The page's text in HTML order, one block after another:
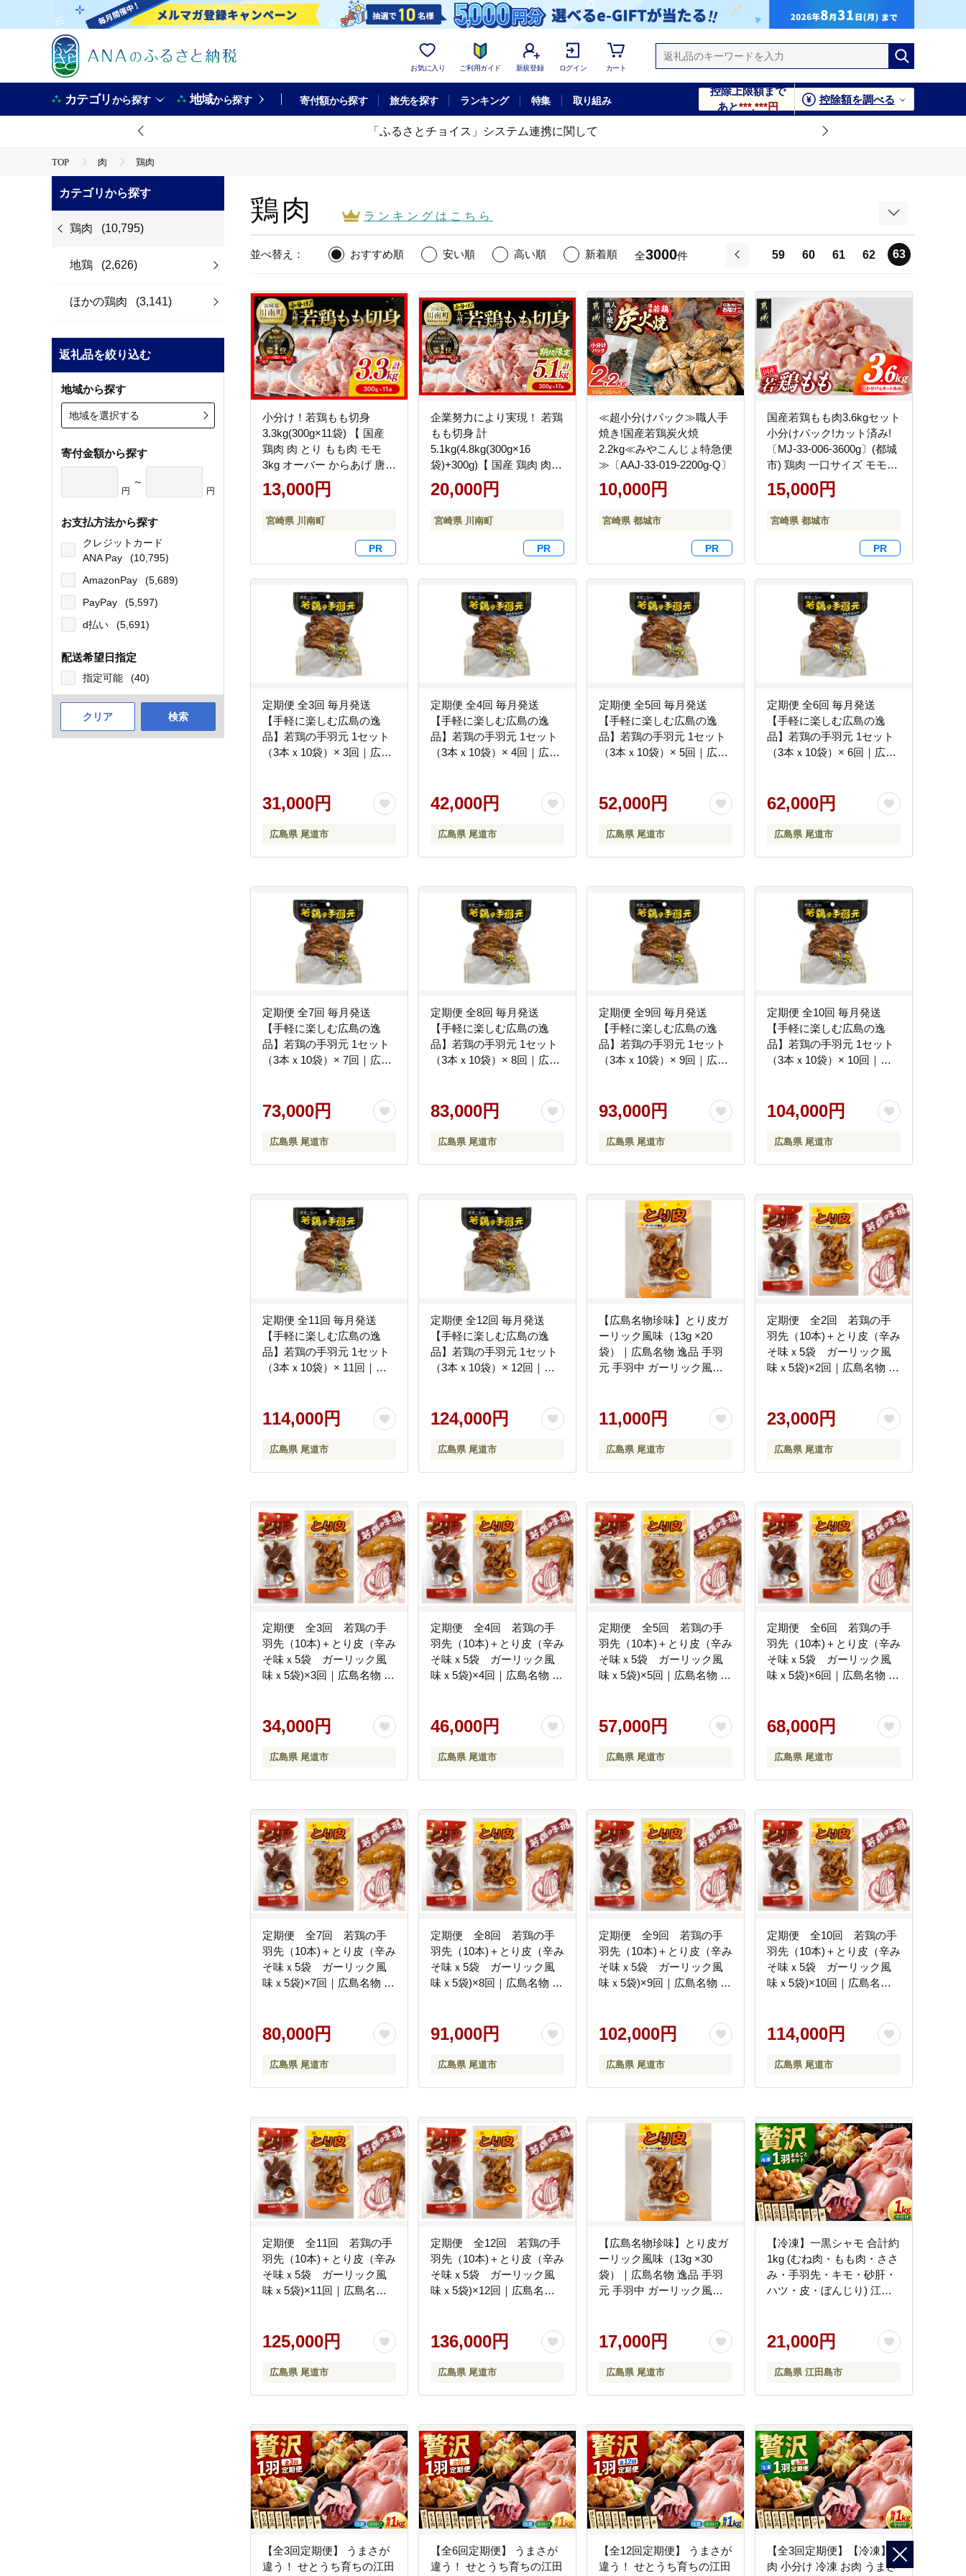
お気に入り ご利用ガイド 新規登録 ログイン カート
カテゴリから探す 地域から探す 寄付額から探す 旅先を探す ランキング 特集 取り組み
控除上限額まで
あと***,***円
控除額を調べる
「ふるさとチョイス」システム連携に関して
TOP 肉 鶏肉
カテゴリから探す
鶏肉 (10,795)
地鶏 (2,626)
ほかの鶏肉 (3,141)
返礼品を絞り込む
地域から探す
地域を選択する
寄付金額から探す
円
～
円
お支払方法から探す
クレジットカード
ANA Pay
(10,795)
AmazonPay
(5,689)
PayPay
(5,597)
d払い
(5,691)
配送希望日指定
指定可能 (40)
クリア 検索
鶏肉 ランキング はこちら
並べ替え： おすすめ順 安い順 高い順 新着順 全3000件
59 60 61 62 63
小分け！若鶏もも切身
3.3kg(300g×11袋) 【 国産
鶏肉 肉 とり もも肉 モモ
3kg オーバー からあげ 唐揚
げ チキン南蛮 送料無料 】
[C00712]
13,000円
宮崎県 川南町
企業努力により実現！ 若鶏
もも切身 計
5.1kg(4.8kg(300g×16
袋)+300g)【 国産 鶏肉 肉
とり もも肉 モモ 5.1kg か
らあげ 唐揚げ チキン南蛮
20,000円
宮崎県 川南町
≪超小分けパック≫職人手
焼き!国産若鶏炭火焼
2.2kg≪みやこんじょ特急便
≫〔AAJ-33-019-2200g-Q〕
10,000円
宮崎県 都城市
国産若鶏もも肉3.6kgセット
小分けパック!カット済み!
〔MJ-33-006-3600g〕(都城
市) 鶏肉 一口サイズ モモ
300g×12パック 計3.6kg
15,000円
宮崎県 都城市
定期便 全3回 毎月発送
【手軽に楽しむ広島の逸
品】若鶏の手羽元 1セット
（3本ｘ10袋）× 3回｜広島
ゼント 贈り物 広島県 尾道
31,000円
広島県 尾道市
定期便 全4回 毎月発送
【手軽に楽しむ広島の逸
品】若鶏の手羽元 1セット
（3本ｘ10袋）× 4回｜広島
ゼント 贈り物 広島県 尾道
42,000円
広島県 尾道市
定期便 全5回 毎月発送
【手軽に楽しむ広島の逸
品】若鶏の手羽元 1セット
（3本ｘ10袋）× 5回｜広島
ゼント 贈り物 広島県 尾道
52,000円
広島県 尾道市
定期便 全6回 毎月発送
【手軽に楽しむ広島の逸
品】若鶏の手羽元 1セット
（3本ｘ10袋）× 6回｜広島
ゼント 贈り物 広島県 尾道
62,000円
広島県 尾道市
定期便 全7回 毎月発送
【手軽に楽しむ広島の逸
品】若鶏の手羽元 1セット
（3本ｘ10袋）× 7回｜広島
ゼント 贈り物 広島県 尾道
73,000円
広島県 尾道市
定期便 全8回 毎月発送
【手軽に楽しむ広島の逸
品】若鶏の手羽元 1セット
（3本ｘ10袋）× 8回｜広島
ゼント 贈り物 広島県 尾道
83,000円
広島県 尾道市
定期便 全9回 毎月発送
【手軽に楽しむ広島の逸
品】若鶏の手羽元 1セット
（3本ｘ10袋）× 9回｜広島
ゼント 贈り物 広島県 尾道
93,000円
広島県 尾道市
定期便 全10回 毎月発送
【手軽に楽しむ広島の逸
品】若鶏の手羽元 1セット
（3本ｘ10袋）× 10回｜広
レゼント 贈り物 広島県 尾
104,000円
広島県 尾道市
定期便 全11回 毎月発送
【手軽に楽しむ広島の逸
品】若鶏の手羽元 1セット
（3本ｘ10袋）× 11回｜広
レゼント 贈り物 広島県 尾
114,000円
広島県 尾道市
定期便 全12回 毎月発送
【手軽に楽しむ広島の逸
品】若鶏の手羽元 1セット
（3本ｘ10袋）× 12回｜広
レゼント 贈り物 広島県 尾
124,000円
広島県 尾道市
【広島名物珍味】とり皮ガ
ーリック風味（13g ×20
袋）｜広島名物 逸品 手羽
元 手羽中 ガーリック風味
尾道市
11,000円
広島県 尾道市
定期便 全2回 若鶏の手
羽先（10本)＋とり皮（辛み
そ味ｘ5袋 ガーリック風
味ｘ5袋)×2回｜広島名物 逸
ギフト プレゼント 贈り物
広島県 尾道市
23,000円
広島県 尾道市
定期便 全3回 若鶏の手
羽先（10本)＋とり皮（辛み
そ味ｘ5袋 ガーリック風
味ｘ5袋)×3回｜広島名物 逸
ギフト プレゼント 贈り物
広島県 尾道市
34,000円
広島県 尾道市
定期便 全4回 若鶏の手
羽先（10本)＋とり皮（辛み
そ味ｘ5袋 ガーリック風
味ｘ5袋)×4回｜広島名物 逸
ギフト プレゼント 贈り物
広島県 尾道市
46,000円
広島県 尾道市
定期便 全5回 若鶏の手
羽先（10本)＋とり皮（辛み
そ味ｘ5袋 ガーリック風
味ｘ5袋)×5回｜広島名物 逸
ギフト プレゼント 贈り物
広島県 尾道市
57,000円
広島県 尾道市
定期便 全6回 若鶏の手
羽先（10本)＋とり皮（辛み
そ味ｘ5袋 ガーリック風
味ｘ5袋)×6回｜広島名物 逸
ギフト プレゼント 贈り物
広島県 尾道市
68,000円
広島県 尾道市
定期便 全7回 若鶏の手
羽先（10本)＋とり皮（辛み
そ味ｘ5袋 ガーリック風
味ｘ5袋)×7回｜広島名物 逸
ギフト プレゼント 贈り物
広島県 尾道市
80,000円
広島県 尾道市
定期便 全8回 若鶏の手
羽先（10本)＋とり皮（辛み
そ味ｘ5袋 ガーリック風
味ｘ5袋)×8回｜広島名物 逸
ギフト プレゼント 贈り物
広島県 尾道市
91,000円
広島県 尾道市
定期便 全9回 若鶏の手
羽先（10本)＋とり皮（辛み
そ味ｘ5袋 ガーリック風
味ｘ5袋)×9回｜広島名物 逸
ギフト プレゼント 贈り物
広島県 尾道市
102,000円
広島県 尾道市
定期便 全10回 若鶏の手
羽先（10本)＋とり皮（辛み
そ味ｘ5袋 ガーリック風
味ｘ5袋)×10回｜広島名物
み ギフト プレゼント 贈り
物 広島県 尾道市
114,000円
広島県 尾道市
定期便 全11回 若鶏の手
羽先（10本)＋とり皮（辛み
そ味ｘ5袋 ガーリック風
味ｘ5袋)×11回｜広島名物
み ギフト プレゼント 贈り
物 広島県 尾道市
125,000円
広島県 尾道市
定期便 全12回 若鶏の手
羽先（10本)＋とり皮（辛み
そ味ｘ5袋 ガーリック風
味ｘ5袋)×12回｜広島名物
み ギフト プレゼント 贈り
物 広島県 尾道市
136,000円
広島県 尾道市
【広島名物珍味】とり皮ガ
ーリック風味（13g ×30
袋）｜広島名物 逸品 手羽
元 手羽中 ガーリック風味
尾道市
17,000円
広島県 尾道市
【冷凍】一黒シャモ 合計約
1kg (むね肉・もも肉・ささ
み・手羽先・キモ・砂肝・
ハツ・皮・ぼんじり) 江田
肉
21,000円
広島県 江田島市
【全3回定期便】 うまさが
違う！ せとうち育ちの江田
【全6回定期便】 うまさが
違う！ せとうち育ちの江田
【全12回定期便】 うまさが
違う！ せとうち育ちの江田
【全3回定期便】【冷凍】
肉 小分け 冷凍 お肉 うまさ